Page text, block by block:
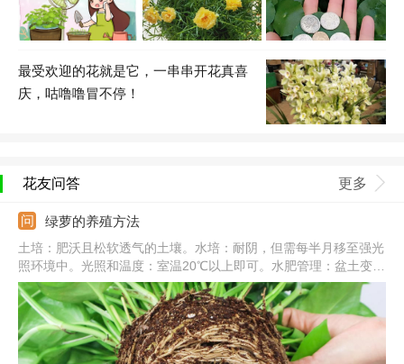
最受欢迎的花就是它，一串串开花真喜
庆，咕噜噜冒不停！
花友问答 更多
绿萝的养殖方法
土培：肥沃且松软透气的土壤。水培：耐阴，但需每半月移至强光
照环境中。光照和温度：室温20℃以上即可。水肥管理：盆土变干
需要及时浇水，一次浇透，秋冬减少浇水和施肥。常见病害：炭疽
病、根腐病、叶斑病。